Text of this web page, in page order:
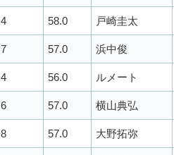
4 58.0 戸崎圭太
7 57.0 浜中俊
4 56.0 ルメート
6 57.0 横山典弘
8 57.0 大野拓弥